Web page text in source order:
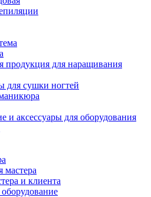
продукция для наращивания
сушки ногтей
и аксессуары для оборудования
мастера
и клиента